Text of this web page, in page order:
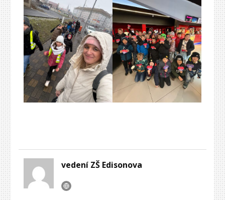
vedení ZŠ Edisonova